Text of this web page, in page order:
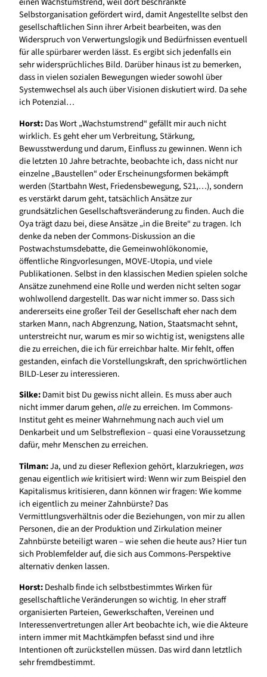
Selbstorganisation gefördert wird, damit Angestellte selbst den
gesellschaftlichen Sinn ihrer Arbeit bearbeiten, was den
Widerspruch von Verwertungslogik und Bedürfnissen eventuell
für alle spürbarer werden lässt. Es ergibt sich jedenfalls ein
sehr widersprüchliches Bild. Darüber hinaus ist zu bemerken,
dass in vielen sozialen Bewegungen wieder sowohl über
Systemwechsel als auch über Visionen diskutiert wird. Da sehe
ich Potenzial…
Horst:Das Wort „Wachstumstrend“ gefällt mir auch nicht
wirklich. Es geht eher um Verbreitung, Stärkung,
Bewusstwerdung und darum, Einfluss zu gewinnen. Wenn ich
die letzten 10 Jahre betrachte, beobachte ich, dass nicht nur
einzelne „Baustellen“ oder Erscheinungsformen bekämpft
werden (Startbahn West, Friedensbewegung, S21,…), sondern
es verstärkt darum geht, tatsächlich Ansätze zur
grundsätzlichen Gesellschaftsveränderung zu finden. Auch die
Oya trägt dazu bei, diese Ansätze „in die Breite“ zu tragen. Ich
denke da neben der Commons-Diskussion an die
Postwachstumsdebatte, die Gemeinwohlökonomie,
öffentliche Ringvorlesungen, MOVE-Utopia, und viele
Publikationen. Selbst in den klassischen Medien spielen solche
Ansätze zunehmend eine Rolle und werden nicht selten sogar
wohlwollend dargestellt. Das war nicht immer so. Dass sich
andererseits eine großer Teil der Gesellschaft eher nach dem
starken Mann, nach Abgrenzung, Nation, Staatsmacht sehnt,
unterstreicht nur, warum es mir so wichtig ist, wenigstens alle
die zu erreichen, die ich für erreichbar halte. Mir fehlt, offen
gestanden, einfach die Vorstellungskraft, den sprichwörtlichen
BILD-Leser zu interessieren.
Silke:Damit bist Du gewiss nicht allein. Es muss aber auch
nicht immer darum gehen,allezu erreichen. Im Commons-
Institut geht es meiner Wahrnehmung nach auch viel um
Denkarbeit und um Selbstreflexion – quasi eine Voraussetzung
dafür, mehr Menschen zu erreichen.
Tilman:Ja, und zu dieser Reflexion gehört, klarzukriegen, was
genau eigentlich wiekritisiert wird: Wenn wir zum Beispiel den
Kapitalismus kritisieren, dann können wir fragen: Wie komme
ich eigentlich zu meiner Zahnbürste? Das
Vermittlungsverhältnis oder die Beziehungen, von mir zu allen
Personen, die an der Produktion und Zirkulation meiner
Zahnbürste beteiligt waren – wie sehen die heute aus? Hier tun
sich Problemfelder auf, die sich aus Commons-Perspektive
alternativ denken lassen.
Horst:Deshalb finde ich selbstbestimmtes Wirken für
gesellschaftliche Veränderungen so wichtig. In eher straff
organisierten Parteien, Gewerkschaften, Vereinen und
Interessenvertretungen aller Art beobachte ich, wie die Akteure
intern immer mit Machtkämpfen befasst sind und ihre
Intentionen oft zurückstellen müssen. Das wird dann letztlich
sehr fremdbestimmt.